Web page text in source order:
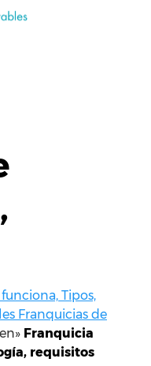
Tipos,
Franquicias de
Franquicia
requisitos